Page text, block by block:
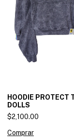
HOODIE PROTECT
DOLLS
$2,100.00
Comprar